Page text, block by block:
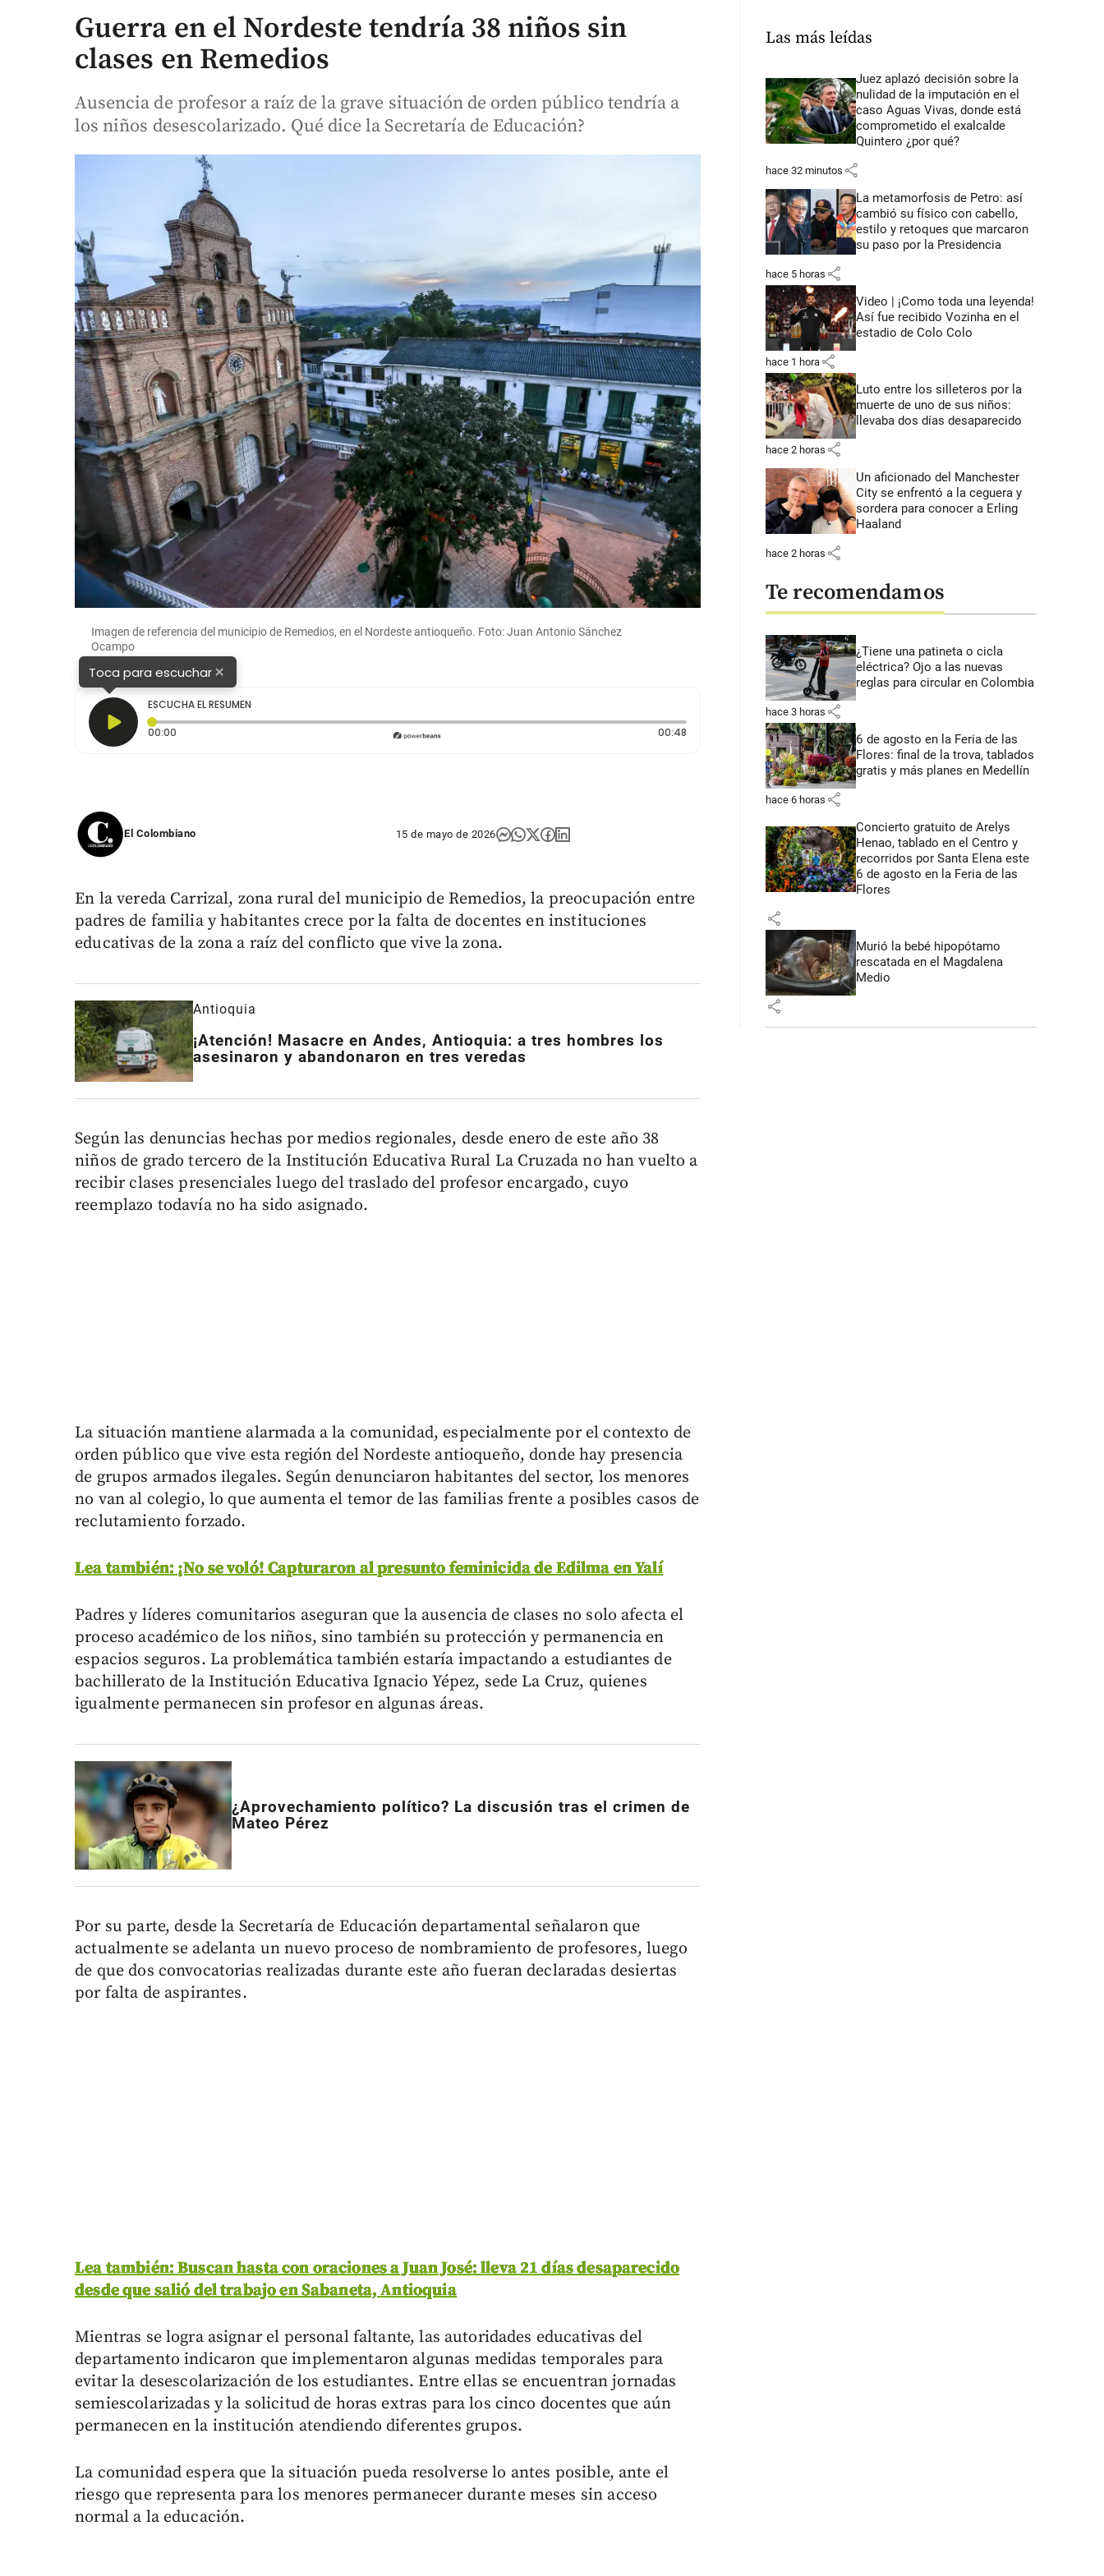
Guerra en el Nordeste tendría 38 niños sin
clases en Remedios
Ausencia de profesor a raíz de la grave situación de orden público tendría a
los niños desescolarizado. Qué dice la Secretaría de Educación?
Imagen de referencia del municipio de Remedios, en el Nordeste antioqueño. Foto: Juan Antonio Sánchez
Ocampo
Toca para escuchar×
ESCUCHA EL RESUMEN
00:00
00:48Duración: 48 segundos
El Colombiano 15 de mayo de 2026
En la vereda Carrizal, zona rural del municipio de Remedios, la preocupación entre
padres de familia y habitantes crece por la falta de docentes en instituciones
educativas de la zona a raíz del conflicto que vive la zona.
Antioquia
¡Atención! Masacre en Andes, Antioquia: a tres hombres los
asesinaron y abandonaron en tres veredas
Según las denuncias hechas por medios regionales, desde enero de este año 38
niños de grado tercero de la Institución Educativa Rural La Cruzada no han vuelto a
recibir clases presenciales luego del traslado del profesor encargado, cuyo
reemplazo todavía no ha sido asignado.
La situación mantiene alarmada a la comunidad, especialmente por el contexto de
orden público que vive esta región del Nordeste antioqueño, donde hay presencia
de grupos armados ilegales. Según denunciaron habitantes del sector, los menores
no van al colegio, lo que aumenta el temor de las familias frente a posibles casos de
reclutamiento forzado.
Lea también: ¡No se voló! Capturaron al presunto feminicida de Edilma en Yalí
Padres y líderes comunitarios aseguran que la ausencia de clases no solo afecta el
proceso académico de los niños, sino también su protección y permanencia en
espacios seguros. La problemática también estaría impactando a estudiantes de
bachillerato de la Institución Educativa Ignacio Yépez, sede La Cruz, quienes
igualmente permanecen sin profesor en algunas áreas.
¿Aprovechamiento político? La discusión tras el crimen de
Mateo Pérez
Por su parte, desde la Secretaría de Educación departamental señalaron que
actualmente se adelanta un nuevo proceso de nombramiento de profesores, luego
de que dos convocatorias realizadas durante este año fueran declaradas desiertas
por falta de aspirantes.
Lea también: Buscan hasta con oraciones a Juan José: lleva 21 días desaparecido
desde que salió del trabajo en Sabaneta, Antioquia
Mientras se logra asignar el personal faltante, las autoridades educativas del
departamento indicaron que implementaron algunas medidas temporales para
evitar la desescolarización de los estudiantes. Entre ellas se encuentran jornadas
semiescolarizadas y la solicitud de horas extras para los cinco docentes que aún
permanecen en la institución atendiendo diferentes grupos.
La comunidad espera que la situación pueda resolverse lo antes posible, ante el
riesgo que representa para los menores permanecer durante meses sin acceso
normal a la educación.
Las más leídas
Juez aplazó decisión sobre la
nulidad de la imputación en el
caso Aguas Vivas, donde está
comprometido el exalcalde
Quintero ¿por qué?
hace 32 minutos share
La metamorfosis de Petro: así
cambió su físico con cabello,
estilo y retoques que marcaron
su paso por la Presidencia
hace 5 horas share
Video | ¡Como toda una leyenda!
Así fue recibido Vozinha en el
estadio de Colo Colo
hace 1 hora share
Luto entre los silleteros por la
muerte de uno de sus niños:
llevaba dos días desaparecido
hace 2 horas share
Un aficionado del Manchester
City se enfrentó a la ceguera y
sordera para conocer a Erling
Haaland
hace 2 horas share
Te recomendamos
¿Tiene una patineta o cicla
eléctrica? Ojo a las nuevas
reglas para circular en Colombia
hace 3 horas share
6 de agosto en la Feria de las
Flores: final de la trova, tablados
gratis y más planes en Medellín
hace 6 horas share
Concierto gratuito de Arelys
Henao, tablado en el Centro y
recorridos por Santa Elena este
6 de agosto en la Feria de las
Flores
share
Murió la bebé hipopótamo
rescatada en el Magdalena
Medio
share